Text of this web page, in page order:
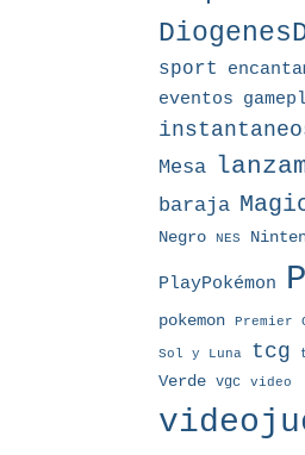
sport
eventos
Mesa
baraja
Negro
NES
PlayPokémon
pokemon Premier
Sol y Luna tcg
Verde vgc video